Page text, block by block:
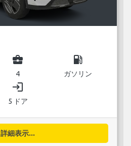
business_center
4
local_gas_station
ガソリン
login
5 ドア
詳細表示...